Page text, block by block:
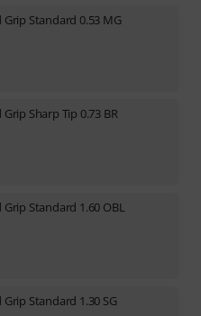
Standard 0.53 MG
Sharp Tip 0.73 BR
Standard 1.60 OBL
Standard 1.30 SG